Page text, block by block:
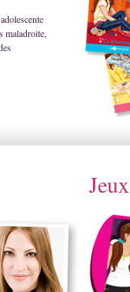
maladroite,
Jeux